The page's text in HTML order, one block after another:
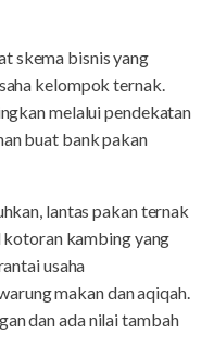
skema bisnis yang
kelompok ternak.
melalui pendekatan
buat bank pakan
lantas pakan ternak
kotoran kambing yang
usaha
makan dan aqiqah.
dan ada nilai tambah